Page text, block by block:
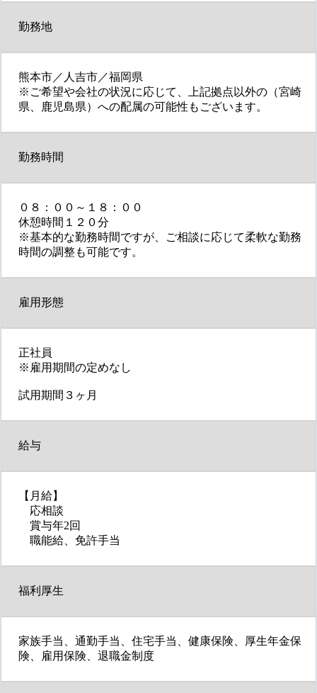
勤務地
熊本市／人吉市／福岡県
※ご希望や会社の状況に応じて、上記拠点以外の（宮崎
県、鹿児島県）への配属の可能性もございます。
勤務時間
０８：００～１８：００
休憩時間１２０分
※基本的な勤務時間ですが、ご相談に応じて柔軟な勤務
時間の調整も可能です。
雇用形態
正社員
※雇用期間の定めなし
試用期間３ヶ月
給与
【月給】
応相談
賞与年2回
職能給、免許手当
福利厚生
家族手当、通勤手当、住宅手当、健康保険、厚生年金保
険、雇用保険、退職金制度